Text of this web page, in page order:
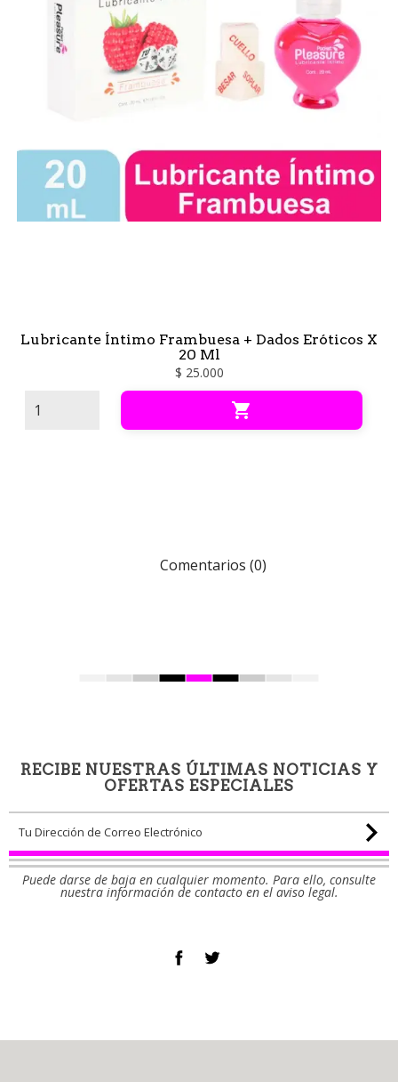
Lubricante Íntimo Frambuesa + Dados Eróticos X
20 Ml
$ 25.000

Comentarios (0)
RECIBE NUESTRAS ÚLTIMAS NOTICIAS Y
OFERTAS ESPECIALES
Puede darse de baja en cualquier momento. Para ello, consulte
nuestra información de contacto en el aviso legal.
Facebook
Twitter